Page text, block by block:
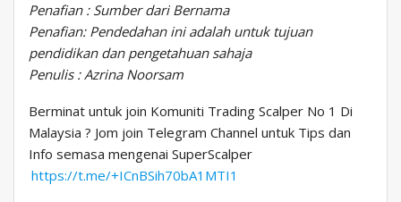
Penafian : Sumber dari Bernama
Penafian: Pendedahan ini adalah untuk tujuan
pendidikan dan pengetahuan sahaja
Penulis : Azrina Noorsam
Berminat untuk join Komuniti Trading Scalper No 1 Di
Malaysia ? Jom join Telegram Channel untuk Tips dan
Info semasa mengenai SuperScalper
https://t.me/+ICnBSih70bA1MTI1